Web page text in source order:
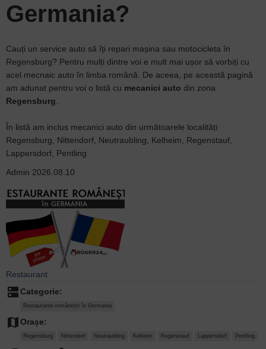
Germania?
Cauți un service auto să îți repari mașina sau motocicleta în
Regensburg? Pentru mulți dintre voi e mult mai ușor să vorbiți cu
acel mecnaic auto în limba română. De aceea, pe această pagină
am adunat pentru voi o listă cu mecanici auto din zona
Regensburg
În listă am inclus mecanici auto din următoarele localități:
Regensburg, Nittendorf, Neutraubling, Kelheim, Regenstauf,
Lappersdorf, Pentling
Admin 2026.08.10
Restaurant
dnsCategorie:
Restaurante românești în Germania
map Orașe:
Regensburg Nittendorf Neutraubling Kelheim Regenstauf Lappersdorf Pentling